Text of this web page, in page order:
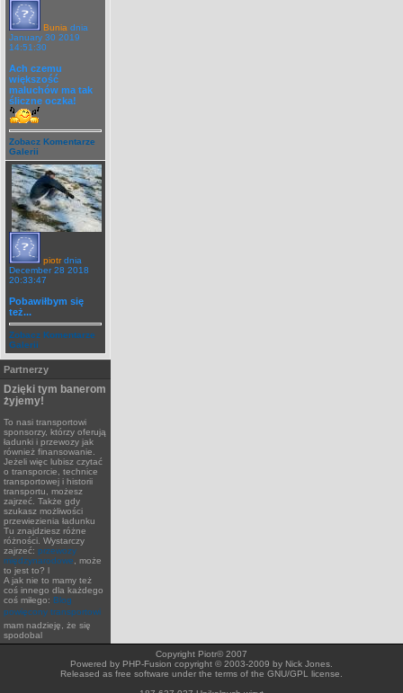
Bunia dnia
January 30 2019
14:51:30
Ach czemu
większość
maluchów ma tak
śliczne oczka!
Zobacz Komentarze
Galerii
piotr dnia
December 28 2018
20:33:47
Pobawiłbym się
też...
Zobacz Komentarze
Galerii
Partnerzy
Dzięki tym banerom
żyjemy!
To nasi transportowi
sponsorzy, którzy oferują
ładunki i przewozy jak
również finansowanie.
Jeżeli więc lubisz czytać
o transporcie, technice
transportowej i historii
transportu, możesz
zajrzeć. Także gdy
szukasz możliwości
przewiezienia ładunku
Tu znajdziesz różne
różności. Wystarczy
zajrzeć: przewozy
międzynarodowe , może
to jest to? l
A jak nie to mamy też
coś innego dla każdego
coś miłego: Blog
powięcony transportowi
mam nadzieję, że się
spodobal
Copyright Piotr© 2007
Powered by PHP-Fusion copyright © 2003-2009 by Nick Jones.
Released as free software under the terms of the GNU/GPL license.